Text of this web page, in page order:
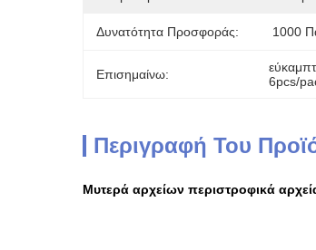
Δυνατότητα Προσφοράς: 1000
Επισημαίνω:
6pcs/
Περιγραφή Του
Μυτερά αρχείων περιστροφικά